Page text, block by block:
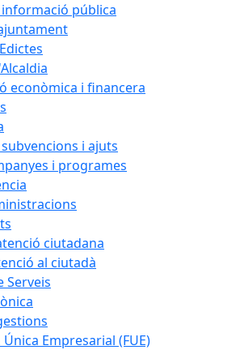
informació pública
econòmica i financera
i ajuts
i programes
ciutadana
al ciutadà
Serveis
Empresarial (FUE)